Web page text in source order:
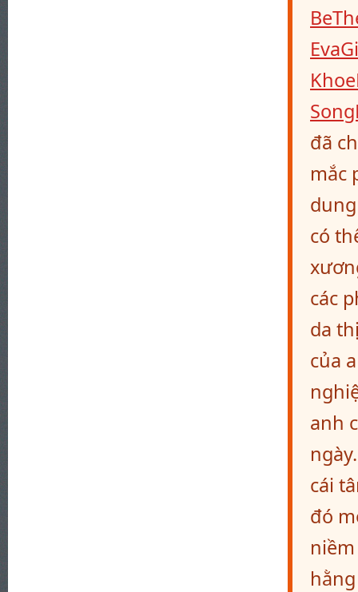
đã
mắc
có
các
da
của
anh
cái
đó